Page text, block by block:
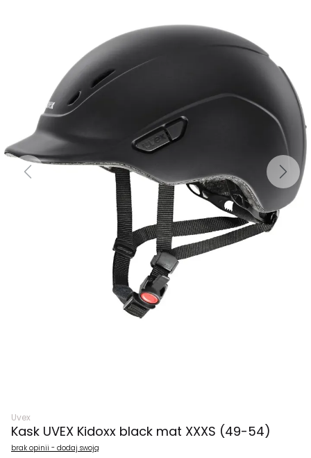
Previous Next
Uvex
Kask UVEX Kidoxx black mat XXXS (49-54)
brak opinii - dodaj swoją